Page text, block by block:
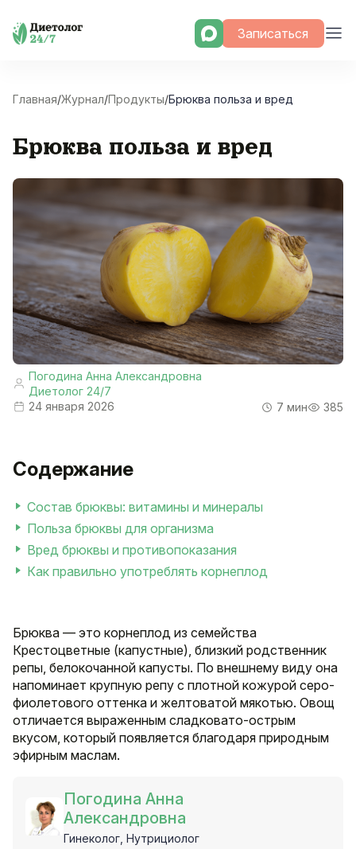
Skip
Записаться
Главная/Журнал/Продукты/Брюква польза и вред
Брюква польза и вред
Погодина Анна Александровна
Диетолог 24/7
24 января 2026
7 мин 385
Содержание
Состав брюквы: витамины и минералы
Польза брюквы для организма
Вред брюквы и противопоказания
Как правильно употреблять корнеплод
Брюква — это корнеплод из семейства
Крестоцветные (капустные), близкий родственник
репы, белокочанной капусты. По внешнему виду она
напоминает крупную репу с плотной кожурой серо-
фиолетового оттенка и желтоватой мякотью. Овощ
отличается выраженным сладковато-острым
вкусом, который появляется благодаря природным
эфирным маслам.
Погодина Анна
Александровна
Гинеколог, Нутрициолог